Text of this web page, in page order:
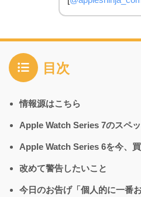
目次
情報源はこちら
Apple Watch Series 7のスペ
Apple Watch Series 6を今、
改めて警告したいこと
今日のお告げ「個人的に一番